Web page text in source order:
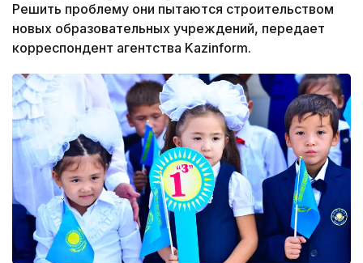
Решить проблему они пытаются строительством
новых образовательных учреждений, передает
корреспондент агентства Kazinform.